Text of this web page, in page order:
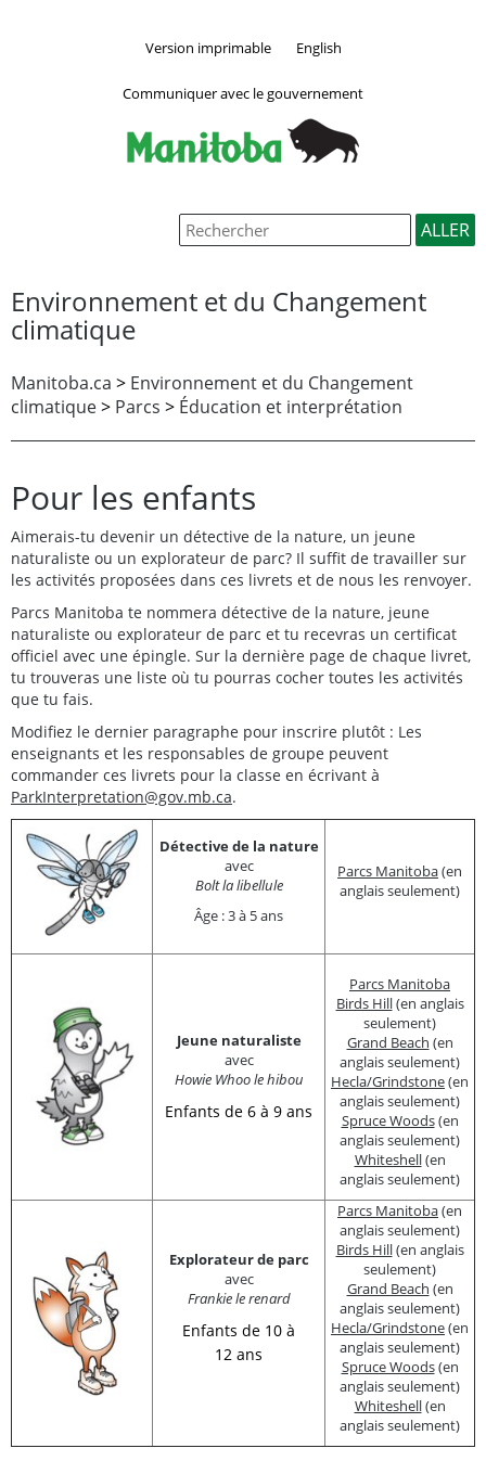
Version imprimable English
Communiquer avec le gouvernement
Environnement et du Changement
climatique
Manitoba.ca > Environnement et du Changement
climatique> Parcs > Éducation et interprétation
Pour les enfants
Aimerais-tu devenir un détective de la nature, un jeune
naturaliste ou un explorateur de parc? Il suffit de travailler sur
les activités proposées dans ces livrets et de nous les renvoyer.
Parcs Manitoba te nommera détective de la nature, jeune
naturaliste ou explorateur de parc et tu recevras un certificat
officiel avec une épingle. Sur la dernière page de chaque livret,
tu trouveras une liste où tu pourras cocher toutes les activités
que tu fais.
Modifiez le dernier paragraphe pour inscrire plutôt : Les
enseignants et les responsables de groupe peuvent
commander ces livrets pour la classe en écrivant à
ParkInterpretation@gov.mb.ca.
Détective de la nature
avec
Bolt la libellule
Âge : 3 à 5 ans
Parcs Manitoba(en
anglais seulement)
Jeune naturaliste
avec
Howie Whoo le hibou
Enfants de 6 à 9 ans
Parcs Manitoba
Birds Hill(en anglais
seulement)
Grand Beach (en
anglais seulement)
Hecla/Grindstone(en
anglais seulement)
Spruce Woods(en
anglais seulement)
Whiteshell(en
anglais seulement)
Explorateur de parc
avec
Frankie le renard
Enfants de 10 à
12 ans
Parcs Manitoba(en
anglais seulement)
Birds Hill(en anglais
seulement)
Grand Beach (en
anglais seulement)
Hecla/Grindstone(en
anglais seulement)
Spruce Woods(en
anglais seulement)
Whiteshell(en
anglais seulement)